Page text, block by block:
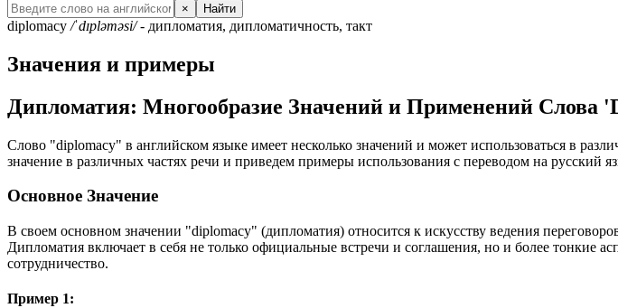
× Найти
diplomacy /ˈdɪpləməsi/- дипломатия, дипломатичность, такт
Значения и примеры
Дипломатия: Многообразие Значений и Применений Слова
Слово "diplomacy" в английском языке имеет несколько значений и может использоваться в
значение в различных частях речи и приведем примеры использования с переводом на русский
Основное Значение
В своем основном значении "diplomacy" (дипломатия) относится к искусству ведения
Дипломатия включает в себя не только официальные встречи и соглашения, но и более тонкие
сотрудничество.
Пример 1: